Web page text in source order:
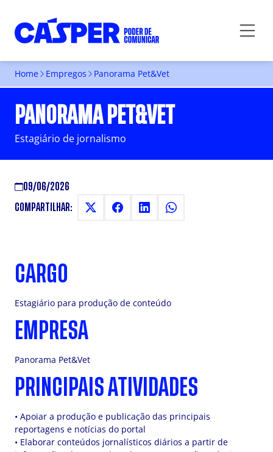
Home Empregos Panorama Pet&Vet
PANORAMA PET&VET
Estagiário de jornalismo
09/06/2026
COMPARTILHAR:
CARGO
Estagiário para produção de conteúdo
EMPRESA
Panorama Pet&Vet
PRINCIPAIS ATIVIDADES
• Apoiar a produção e publicação das principais
reportagens e notícias do portal
• Elaborar conteúdos jornalísticos diários a partir de